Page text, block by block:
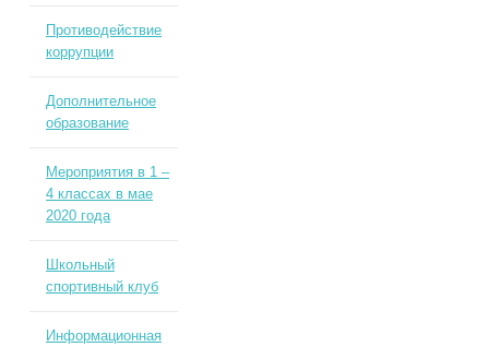
Противодействие
коррупции
Дополнительное
образование
Мероприятия в 1 –
4 классах в мае
2020 года
Школьный
спортивный клуб
Информационная